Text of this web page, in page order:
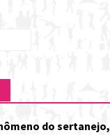
do sertanejo,